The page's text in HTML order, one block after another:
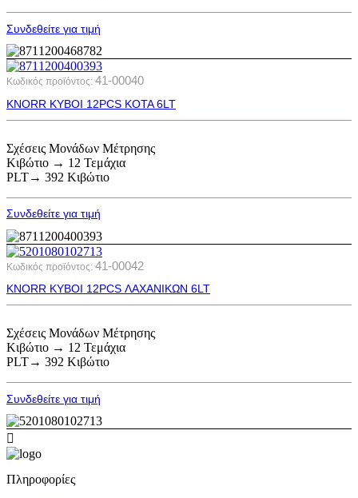
Συνδεθείτε για τιμή
Κωδικός προϊόντος: 41-00040
ΚΝΟRR KYBOI 12PCS ΚΟΤΑ 6LT
Σχέσεις Μονάδων Μέτρησης
Κιβώτιο → 12 Τεμάχια
PLT→ 392 Κιβώτιο
Συνδεθείτε για τιμή
Κωδικός προϊόντος: 41-00042
ΚΝΟRR KYBOI 12PCS ΛΑΧΑΝΙΚΩΝ 6LT
Σχέσεις Μονάδων Μέτρησης
Κιβώτιο → 12 Τεμάχια
PLT→ 392 Κιβώτιο
Συνδεθείτε για τιμή
Πληροφορίες